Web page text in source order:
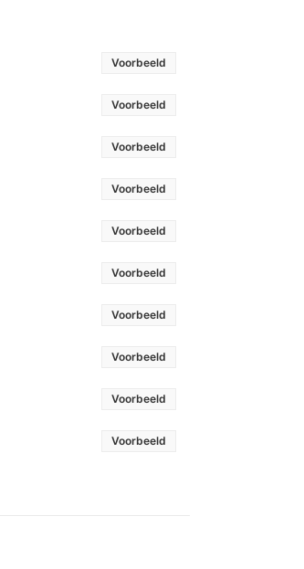
Voorbeeld
Voorbeeld
Voorbeeld
Voorbeeld
Voorbeeld
Voorbeeld
Voorbeeld
Voorbeeld
Voorbeeld
Voorbeeld